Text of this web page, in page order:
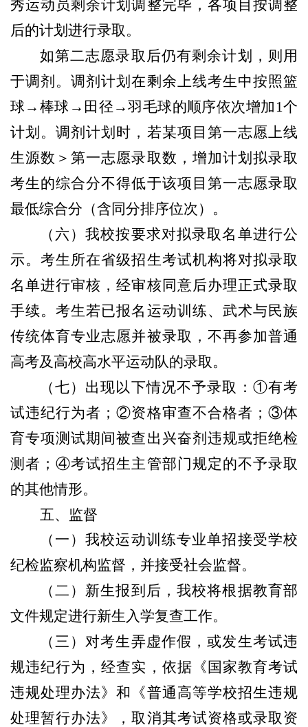
秀运动员剩余计划调整完毕，各项目按调整
后的计划进行录取。
如第二志愿录取后仍有剩余计划，则用
于调剂。调剂计划在剩余上线考生中按照篮
球→棒球→田径→羽毛球的顺序依次增加1个
计划。调剂计划时，若某项目第一志愿上线
生源数＞第一志愿录取数，增加计划拟录取
考生的综合分不得低于该项目第一志愿录取
最低综合分（含同分排序位次）。
（六）我校按要求对拟录取名单进行公
示。考生所在省级招生考试机构将对拟录取
名单进行审核，经审核同意后办理正式录取
手续。考生若已报名运动训练、武术与民族
传统体育专业志愿并被录取，不再参加普通
高考及高校高水平运动队的录取。
（七）出现以下情况不予录取：①有考
试违纪行为者；②资格审查不合格者；③体
育专项测试期间被查出兴奋剂违规或拒绝检
测者；④考试招生主管部门规定的不予录取
的其他情形。
五、监督
（一）我校运动训练专业单招接受学校
纪检监察机构监督，并接受社会监督。
（二）新生报到后，我校将根据教育部
文件规定进行新生入学复查工作。
（三）对考生弄虚作假，或发生考试违
规违纪行为，经查实，依据《国家教育考试
违规处理办法》和《普通高等学校招生违规
处理暂行办法》，取消其考试资格或录取资